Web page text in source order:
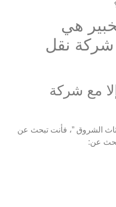
هي
نقل
مع شركة
الشروق ”، فأنت تبحث عن
عن: